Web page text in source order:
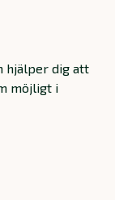
hjälper dig att
möjligt i